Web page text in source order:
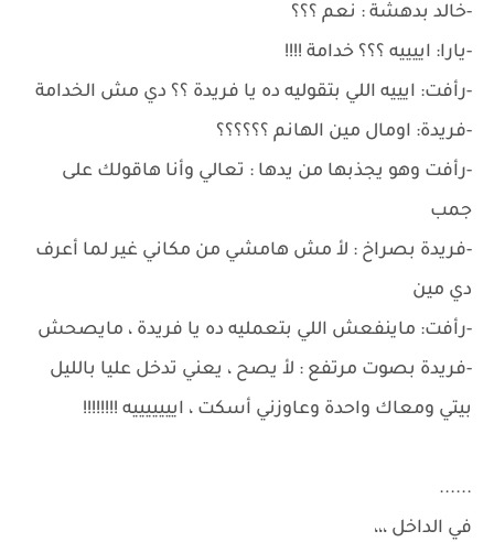
-خالد بدهشة : نعم ؟؟؟
-يارا: اييييه ؟؟؟ خدامة !!!!
-رأفت: ايييه اللي بتقوليه ده يا فريدة ؟؟ دي مش الخدامة
-فريدة: اومال مين الهانم ؟؟؟؟؟؟
-رأفت وهو يجذبها من يدها : تعالي وأنا هاقولك على
جمب
-فريدة بصراخ : لأ مش هامشي من مكاني غير لما أعرف
دي مين
-رأفت: ماينفعش اللي بتعمليه ده يا فريدة ، مايصحش
-فريدة بصوت مرتفع : لأ يصح ، يعني تدخل عليا بالليل
بيتي ومعاك واحدة وعاوزني أسكت ، ايييييييه !!!!!!!!
......
في الداخل ،،،